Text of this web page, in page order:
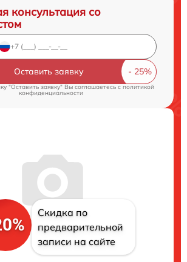
консультация со
Оставить заявку
"Оставить заявку" Вы соглашаетесь cполитикой
конфиденциальности
Скидка по
предварительной
записи на сайте